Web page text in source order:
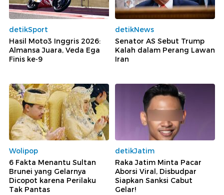
detikSport
Hasil Moto3 Inggris 2026:
Almansa Juara, Veda Ega
Finis ke-9
detikNews
Senator AS Sebut Trump
Kalah dalam Perang Lawan
Iran
Wolipop
6 Fakta Menantu Sultan
Brunei yang Gelarnya
Dicopot karena Perilaku
Tak Pantas
detikJatim
Raka Jatim Minta Pacar
Aborsi Viral, Disbudpar
Siapkan Sanksi Cabut
Gelar!